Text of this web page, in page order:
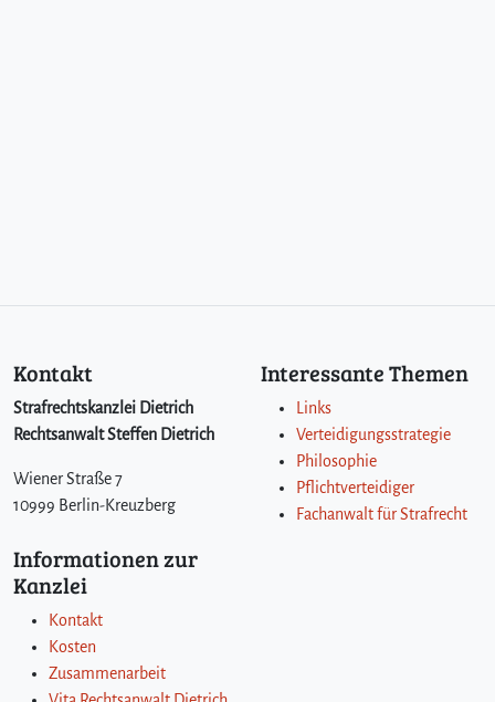
Kontakt
Strafrechtskanzlei Dietrich
Rechtsanwalt Steffen Dietrich
Wiener Straße 7
10999 Berlin-Kreuzberg
Interessante Themen
Links
Verteidigungsstrategie
Philosophie
Pflichtverteidiger
Fachanwalt für Strafrecht
Informationen zur
Kanzlei
Kontakt
Kosten
Zusammenarbeit